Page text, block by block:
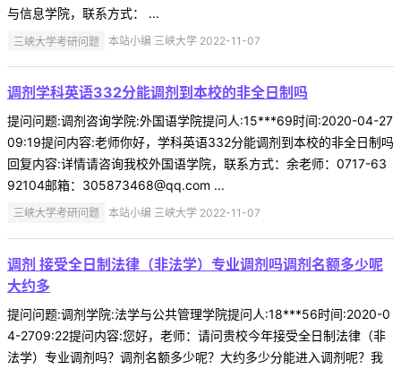
与信息学院，联系方式： ...
三峡大学考研问题 本站小编 三峡大学 2022-11-07
调剂学科英语332分能调剂到本校的非全日制吗
提问问题:调剂咨询学院:外国语学院提问人:15***69时间:2020-04-27
09:19提问内容:老师你好，学科英语332分能调剂到本校的非全日制吗
回复内容:详情请咨询我校外国语学院，联系方式：余老师：0717-63
92104邮箱：305873468@qq.com ...
三峡大学考研问题 本站小编 三峡大学 2022-11-07
调剂 接受全日制法律（非法学）专业调剂吗调剂名额多少呢
大约多
提问问题:调剂学院:法学与公共管理学院提问人:18***56时间:2020-0
4-2709:22提问内容:您好，老师：请问贵校今年接受全日制法律（非
法学）专业调剂吗？调剂名额多少呢？大约多少分能进入调剂呢？我